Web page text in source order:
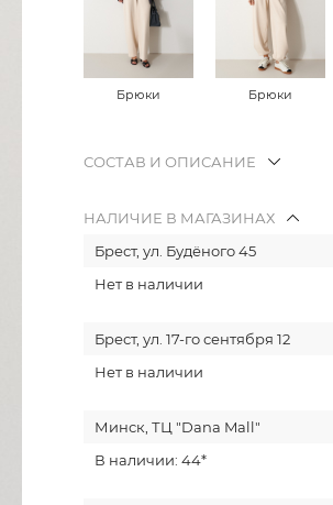
Брюки Брюки
СОСТАВ И ОПИСАНИЕ
НАЛИЧИЕ В МАГАЗИНАХ
Брест, ул. Будёного 45
Нет в наличии
Брест, ул. 17-го сентября 12
Нет в наличии
Минск, ТЦ "Dana Mall"
В наличии: 44*